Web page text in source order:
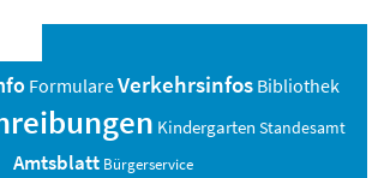
FormulareVerkehrsinfos Bibliothek
Kindergarten Standesamt
Amtsblatt Bürgerservice